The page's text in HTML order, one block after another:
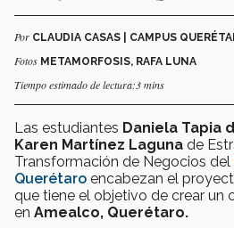
Por CLAUDIA CASAS | CAMPUS
Fotos METAMORFOSIS, RAFA LUNA
Tiempo estimado de lectura:3 mins
Las estudiantes Daniela Tapia
Karen Martínez Laguna de
Transformación de Negocios del
Querétaro encabezan el
que tiene el objetivo de crear un
en Amealco, Querétaro.